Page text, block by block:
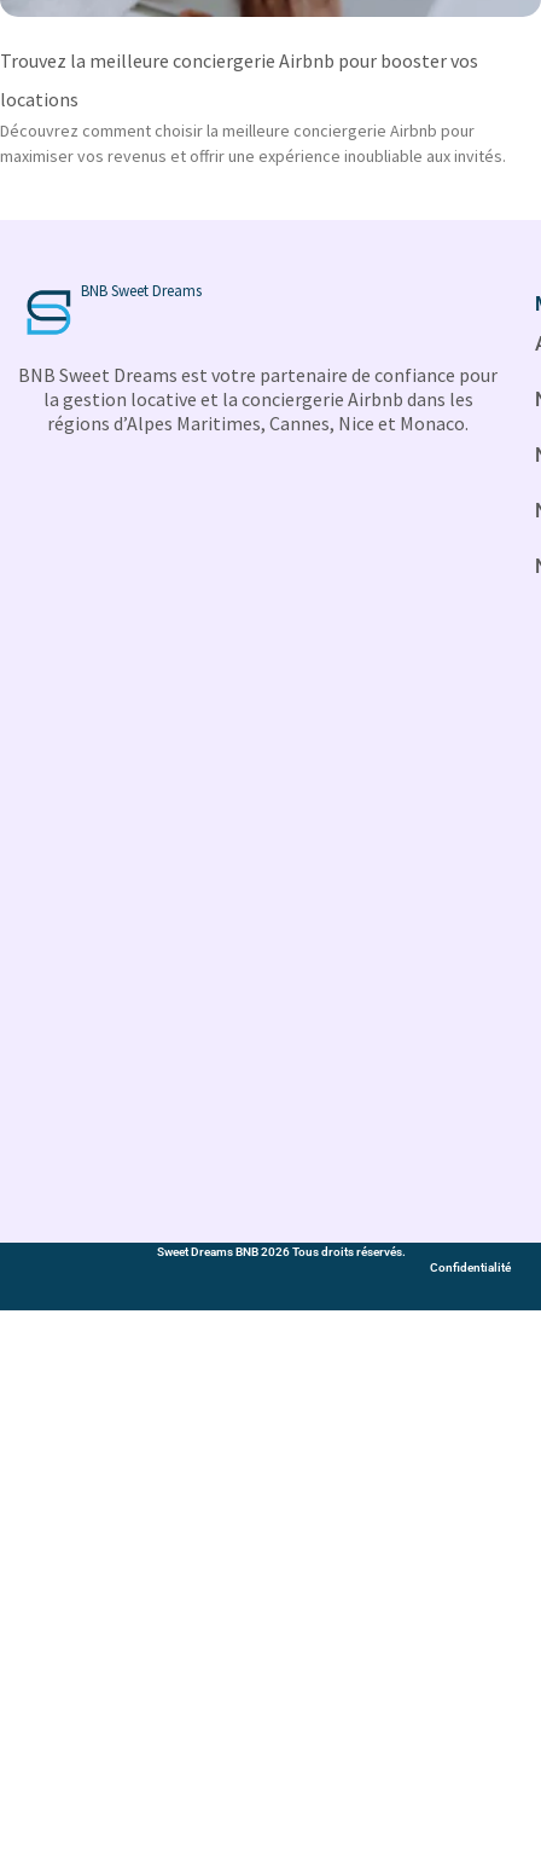
Trouvez la meilleure conciergerie Airbnb pour booster vos
locations
Découvrez comment choisir la meilleure conciergerie Airbnb pour
maximiser vos revenus et offrir une expérience inoubliable aux invités.
BNB Sweet Dreams
BNB Sweet Dreams est votre partenaire de confiance pour
la gestion locative et la conciergerie Airbnb dans les
régions d’Alpes Maritimes, Cannes, Nice et Monaco.
Confidentialité
Sweet Dreams BNB 2026 Tous droits réservés.